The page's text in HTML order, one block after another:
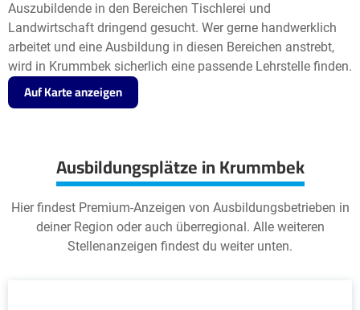
Auszubildende in den Bereichen Tischlerei und
Landwirtschaft dringend gesucht. Wer gerne handwerklich
arbeitet und eine Ausbildung in diesen Bereichen anstrebt,
wird in Krummbek sicherlich eine passende Lehrstelle finden.
Auf Karte anzeigen
Ausbildungsplätze in Krummbek
Hier findest Premium-Anzeigen von Ausbildungsbetrieben in
deiner Region oder auch überregional. Alle weiteren
Stellenanzeigen findest du weiter unten.